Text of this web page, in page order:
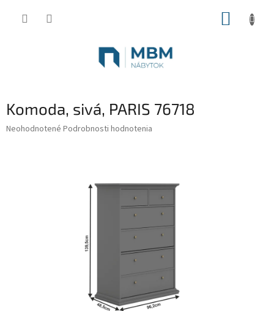
Komoda, sivá, PARIS 76718
Priemerné
Neohodnotené Podrobnosti hodnotenia